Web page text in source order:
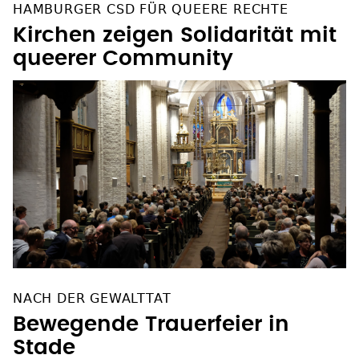
HAMBURGER CSD FÜR QUEERE RECHTE
Kirchen zeigen Solidarität mit
queerer Community
NACH DER GEWALTTAT
Bewegende Trauerfeier in
Stade